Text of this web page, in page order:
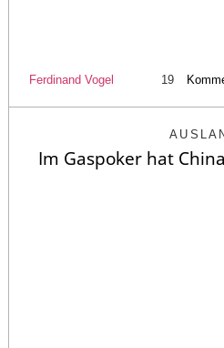
Ferdinand Vogel 19
Im Gaspoker hat